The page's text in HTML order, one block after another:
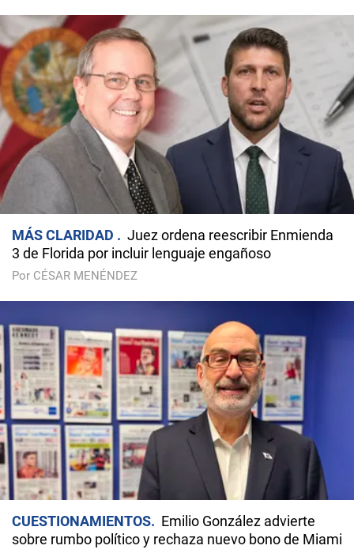
MÁS CLARIDAD
Juez ordena reescribir Enmienda
3 de Florida por incluir lenguaje engañoso
Por CÉSAR MENÉNDEZ
CUESTIONAMIENTOS
Emilio González advierte
sobre rumbo político y rechaza nuevo bono de Miami